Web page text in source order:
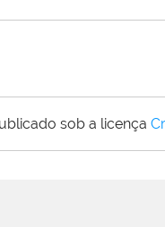
sob a licença